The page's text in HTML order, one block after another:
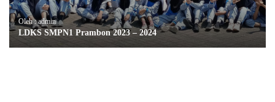
Oleh : admin
LDKS SMPN1 Prambon 2023 – 2024